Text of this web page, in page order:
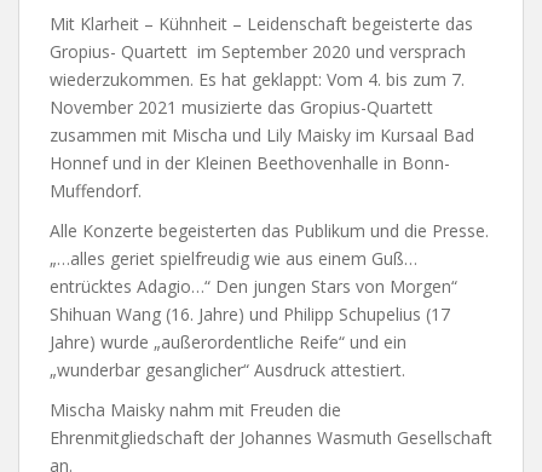
Mit Klarheit – Kühnheit – Leidenschaft begeisterte das
Gropius- Quartett im September 2020 und versprach
wiederzukommen. Es hat geklappt: Vom 4. bis zum 7.
November 2021 musizierte das Gropius-Quartett
zusammen mit Mischa und Lily Maisky im Kursaal Bad
Honnef und in der Kleinen Beethovenhalle in Bonn-
Muffendorf.
Alle Konzerte begeisterten das Publikum und die Presse.
„…alles geriet spielfreudig wie aus einem Guß…
entrücktes Adagio…“ Den jungen Stars von Morgen“
Shihuan Wang (16. Jahre) und Philipp Schupelius (17
Jahre) wurde „außerordentliche Reife“ und ein
„wunderbar gesanglicher“ Ausdruck attestiert.
Mischa Maisky nahm mit Freuden die
Ehrenmitgliedschaft der Johannes Wasmuth Gesellschaft
an.